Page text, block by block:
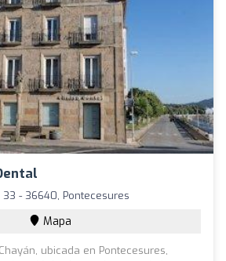
33 - 36640, Pontecesures
Mapa
ubicada en Pontecesures,